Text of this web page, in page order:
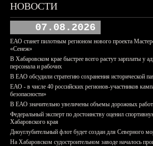
НОВОСТИ
07.08.2026
ЕАО станет пилотным регионом нового проекта
«Сенеж»
В Хабаровском крае быстрее всего растут зарплаты у
персонала и рабочих
В ЕАО обсудили стратегию сохранения исторической
ЕАО - в числе 40 российских регионов-участников
безопасности»
В ЕАО значительно увеличены объемы дорожных работ
Федеральный эксперт по достоинству оценил
Хабаровского края
Дноуглубительный флот будет создан для Северного
На Хабаровском судостроительном заводе началось